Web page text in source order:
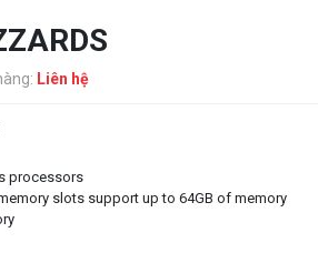
Liên hệ
processors
slots support up to 64GB of memory